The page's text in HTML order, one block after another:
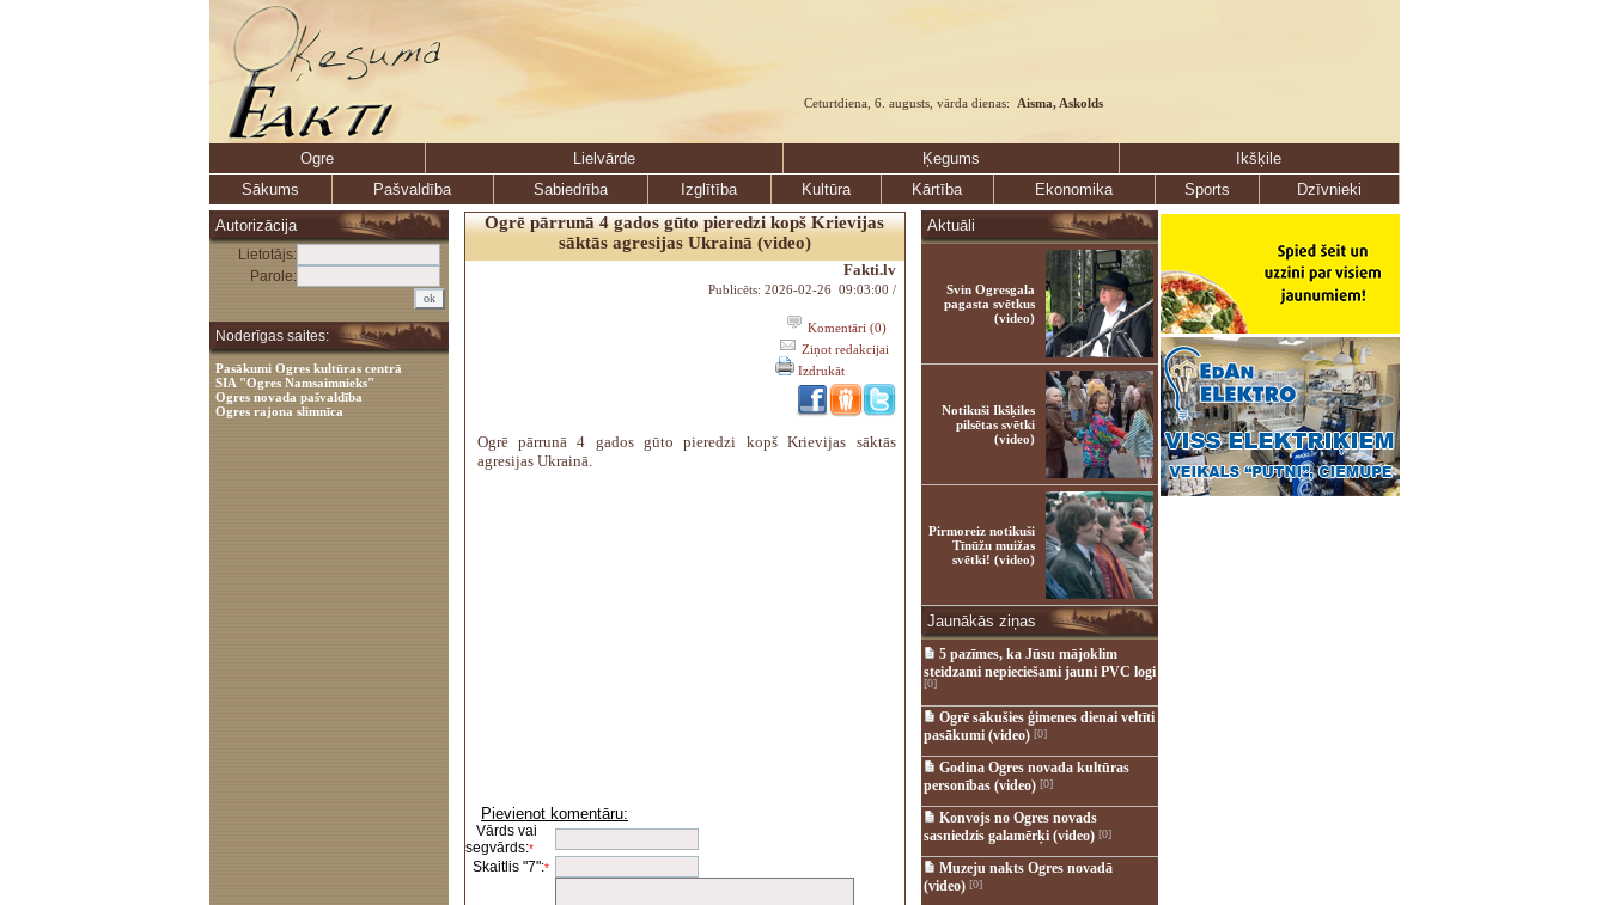
Ceturtdiena, 6. augusts, vārda dienas: Aisma, Askolds
Ogre Lielvārde Ķegums
Ikšķile
Sākums
Pašvaldība Sabiedrība Izglītība Kultūra Kārtība Ekonomika Sports
Dzīvnieki
Autorizācija
Lietotājs:
Parole:
Noderīgas saites:
Pasākumi Ogres kultūras centrā
SIA "Ogres Namsaimnieks"
Ogres novada pašvaldība
Ogres rajona slimnīca
Ogrē pārrunā 4 gados gūto pieredzi kopš Krievijas
sāktās agresijas Ukrainā (video)
Fakti.lv
Publicēts: 2026-02-26 09:03:00 /
Komentāri (0)
Ziņot redakcijai
Izdrukāt
Ogrē pārrunā 4 gados gūto pieredzi kopš Krievijas sāktās
agresijas Ukrainā.
Pievienot komentāru:
Vārds vai
segvārds:*
Skaitlis "7":*
Aktuāli
Svin Ogresgala
pagasta svētkus
(video)
Notikuši Ikšķiles
pilsētas svētki
(video)
Pirmoreiz notikuši
Tīnūžu muižas
svētki! (video)
Jaunākās ziņas
5 pazīmes, ka Jūsu mājoklim
steidzami nepieciešami jauni PVC logi
[0]
Ogrē sākušies ģimenes dienai veltīti
pasākumi (video)[0]
Godina Ogres novada kultūras
personības (video)[0]
Konvojs no Ogres novads
sasniedzis galamērķi (video)[0]
Muzeju nakts Ogres novadā
(video)[0]